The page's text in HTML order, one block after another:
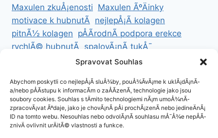
Maxulen zkuÅ¡enosti Maxulen ÃºÄinky
motivace k hubnutÃ­ nejlepÅ¡Ã­ kolagen
pitnÃ½ kolagen pÅÃ­rodnÃ­ podpora erekce
rychlÃ© hubnutÃ­ spalovÃ¡nÃ­ tukÅ¯
ZdravÃ© hubnutÃ­ ZdravÃ© recepty na hubnutÃ­
ZÃ¡sady cookies (EU)
Spravovat Souhlas
Abychom poskytli co nejlepÅ¡Ã­ sluÅ¾by, pouÅ¾Ã­vÃ¡me k uklÃ¡dÃ¡nÃ­
a/nebo pÅÃ­stupu k informacÃ­m o zaÅÃ­zenÃ­, technologie jako jsou
soubory cookies. Souhlas s tÄmito technologiemi nÃ¡m umoÅ¾nÃ­
zpracovÃ¡vat Ãºdaje, jako je chovÃ¡nÃ­ pÅi prochÃ¡zenÃ­ nebo jedineÄnÃ¡
ID na tomto webu. Nesouhlas nebo odvolÃ¡nÃ­ souhlasu mÅ¯Å¾e nepÅÃ­
znivÄ ovlivnit urÄitÃ© vlastnosti a funkce.